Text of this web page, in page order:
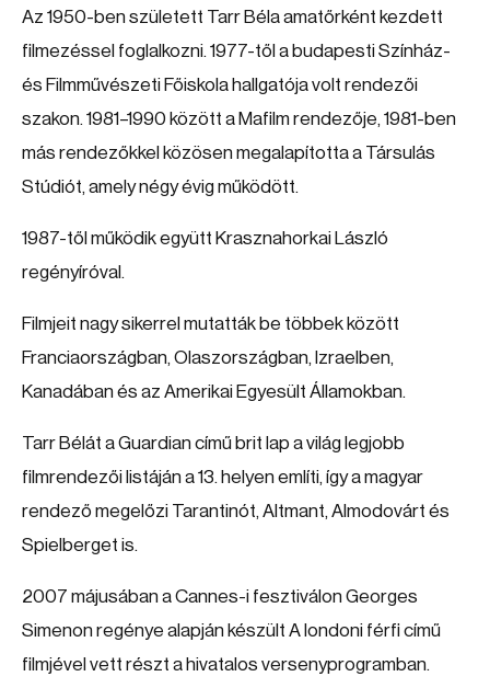
Az 1950-ben született Tarr Béla amatőrként kezdett
filmezéssel foglalkozni. 1977-től a budapesti Színház-
és Filmművészeti Főiskola hallgatója volt rendezői
szakon. 1981–1990 között a Mafilm rendezője, 1981-ben
más rendezőkkel közösen megalapította a Társulás
Stúdiót, amely négy évig működött.
1987-től működik együtt Krasznahorkai László
regényíróval.
Filmjeit nagy sikerrel mutatták be többek között
Franciaországban, Olaszországban, Izraelben,
Kanadában és az Amerikai Egyesült Államokban.
Tarr Bélát a Guardian című brit lap a világ legjobb
filmrendezői listáján a 13. helyen említi, így a magyar
rendező megelőzi Tarantinót, Altmant, Almodovárt és
Spielberget is.
2007 májusában a Cannes-i fesztiválon Georges
Simenon regénye alapján készült A londoni férfi című
filmjével vett részt a hivatalos versenyprogramban.